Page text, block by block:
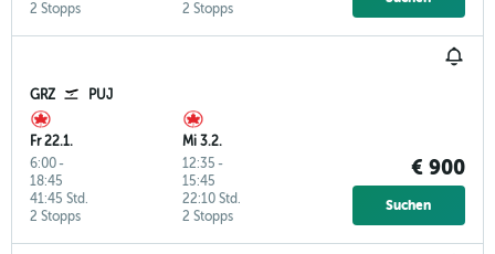
2 Stopps 2 Stopps
GRZ PUJ
Fr 22.1.
6:00-
18:45
2 Stopps
41:45 Std.
Mi 3.2.
12:35 -
15:45
2 Stopps
22:10 Std.
€ 900
Suchen